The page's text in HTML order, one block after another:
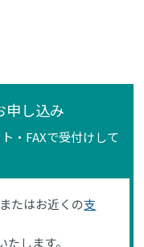
申し込み
・FAXで受付けして
たはお近くの支
します。